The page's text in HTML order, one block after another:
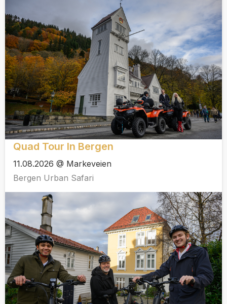
Quad Tour In Bergen
11.08.2026 @ Markeveien
Bergen Urban Safari